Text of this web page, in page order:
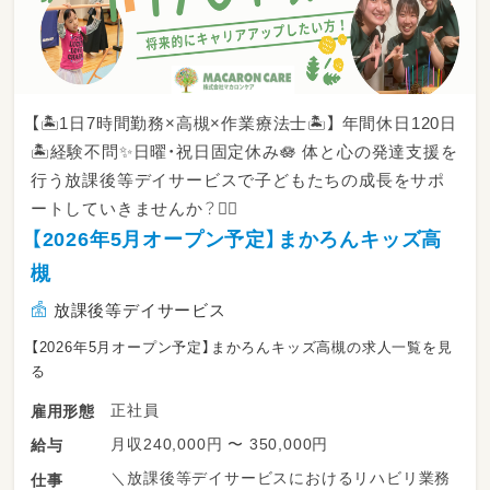
【🏝️1日7時間勤務×高槻×作業療法士🏝️】 年間休日120日
🏝️経験不問✨日曜・祝日固定休み🪷 体と心の発達支援を
行う放課後等デイサービスで子どもたちの成長をサポ
ートしていきませんか？🙆‍♂️
【2026年5月オープン予定】まかろんキッズ高
槻
放課後等デイサービス
【2026年5月オープン予定】まかろんキッズ高槻の求人一覧を見
る
雇用形態
正社員
給与
月収240,000円 〜 350,000円
仕事 ＼放課後等デイサービスにおけるリハビリ業務